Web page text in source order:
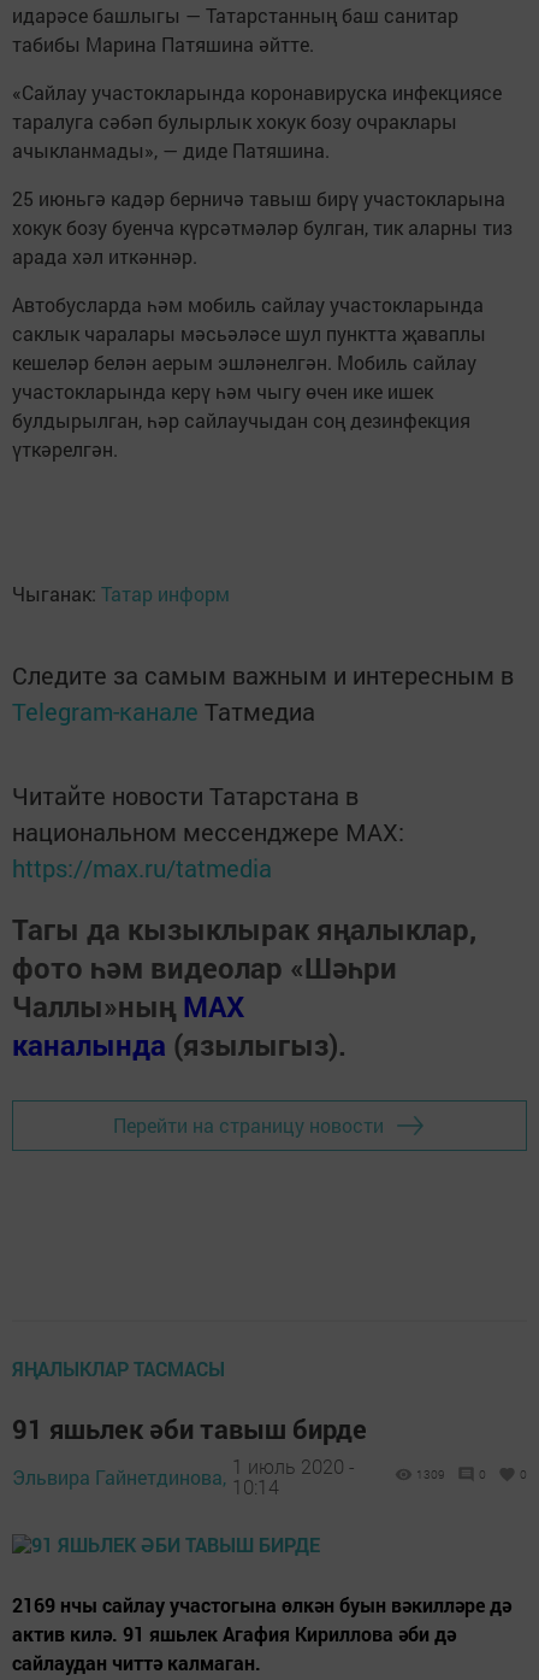
идарәсе башлыгы — Татарстанның баш санитар
табибы Марина Патяшина әйтте.
«Сайлау участокларында коронавируска инфекциясе
таралуга сәбәп булырлык хокук бозу очраклары
ачыкланмады», — диде Патяшина.
25 июньгә кадәр берничә тавыш бирү участокларына
хокук бозу буенча күрсәтмәләр булган, тик аларны тиз
арада хәл иткәннәр.
Автобусларда һәм мобиль сайлау участокларында
саклык чаралары мәсьәләсе шул пунктта җаваплы
кешеләр белән аерым эшләнелгән. Мобиль сайлау
участокларында керү һәм чыгу өчен ике ишек
булдырылган, һәр сайлаучыдан соң дезинфекция
үткәрелгән.
Чыганак: Татар информ
Следите за самым важным и интересным в
Telegram-канале Татмедиа
Читайте новости Татарстана в
национальном мессенджере MАХ:
https://max.ru/tatmedia
Тагы да кызыклырак яңалыклар,
фото һәм видеолар «Шәһри
Чаллы»ның MAX
каналында (язылыгыз).
Перейти на страницу новости
ЯҢАЛЫКЛАР ТАСМАСЫ
91 яшьлек әби тавыш бирде
Эльвира Гайнетдинова, 1 июль 2020 -
10:14
1309 0 0
2169 нчы сайлау участогына өлкән буын вәкилләре дә
актив килә. 91 яшьлек Агафия Кириллова әби дә
сайлаудан читтә калмаган.